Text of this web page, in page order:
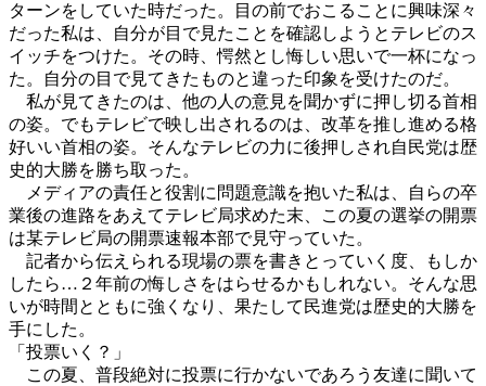
ターンをしていた時だった。目の前でおこることに興味深々
だった私は、自分が目で見たことを確認しようとテレビのス
イッチをつけた。その時、愕然とし悔しい思いで一杯になっ
た。自分の目で見てきたものと違った印象を受けたのだ。
私が見てきたのは、他の人の意見を聞かずに押し切る首相
の姿。でもテレビで映し出されるのは、改革を推し進める格
好いい首相の姿。そんなテレビの力に後押しされ自民党は歴
史的大勝を勝ち取った。
メディアの責任と役割に問題意識を抱いた私は、自らの卒
業後の進路をあえてテレビ局求めた末、この夏の選挙の開票
は某テレビ局の開票速報本部で見守っていた。
記者から伝えられる現場の票を書きとっていく度、もしか
したら…２年前の悔しさをはらせるかもしれない。そんな思
いが時間とともに強くなり、果たして民進党は歴史的大勝を
手にした。
「投票いく？」
この夏、普段絶対に投票に行かないであろう友達に聞いて